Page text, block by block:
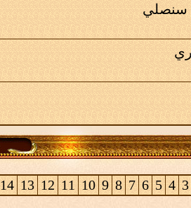
سنصلي
3
4
5
6
7
8
9
10
11
12
13
14